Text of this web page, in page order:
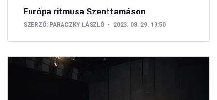
Európa ritmusa Szenttamáson
SZERZŐ: PARACZKY LÁSZLÓ 2023. 08. 29. 19:50